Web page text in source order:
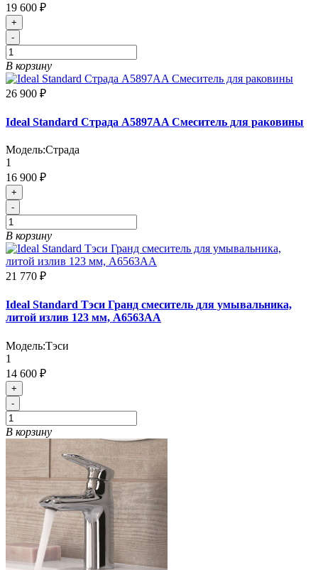
19 600 ₽
+
-
В корзину
26 900 ₽
Ideal Standard Страда A5897AA Смеситель для раковины
Модель:Страда
1
16 900 ₽
+
-
В корзину
21 770 ₽
Ideal Standard Тэси Гранд смеситель для умывальника,
литой излив 123 мм, A6563AA
Модель:Тэси
1
14 600 ₽
+
-
В корзину